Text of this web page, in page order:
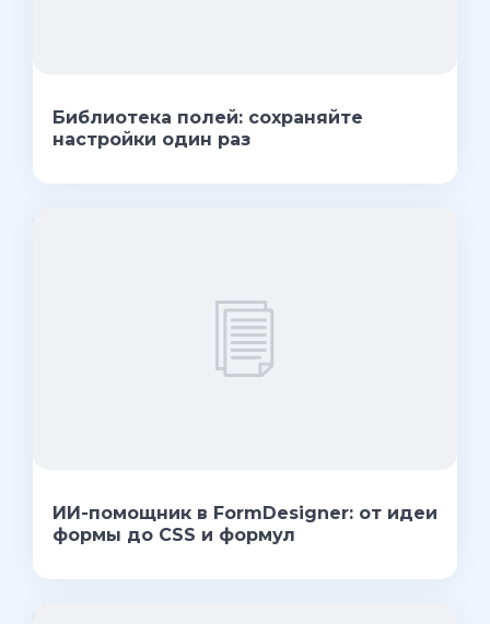
Библиотека полей: сохраняйте
настройки один раз
ИИ-помощник в FormDesigner: от идеи
формы до CSS и формул